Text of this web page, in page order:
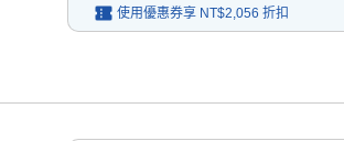
使用優惠券享 NT$2,056 折扣